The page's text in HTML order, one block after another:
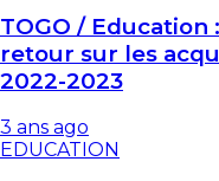
TOGO /
retour sur les
2022-2023
3 ans ago
EDUCATION